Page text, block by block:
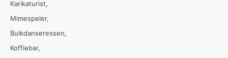
Karikaturist
Mimespeler
Buikdanseressen
Koffiebar